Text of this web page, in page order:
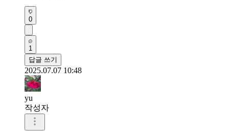
0
1
답글 쓰기
2025.07.07 10:48
yu
작성자